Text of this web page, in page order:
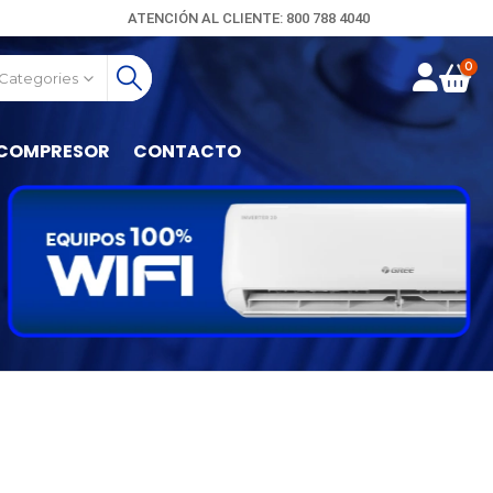
ATENCIÓN AL CLIENTE: 800 788 4040
0
CONTACTO